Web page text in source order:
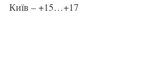
Київ – +15…+17